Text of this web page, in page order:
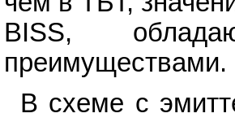
BISS,
преимуществами.
В схеме с